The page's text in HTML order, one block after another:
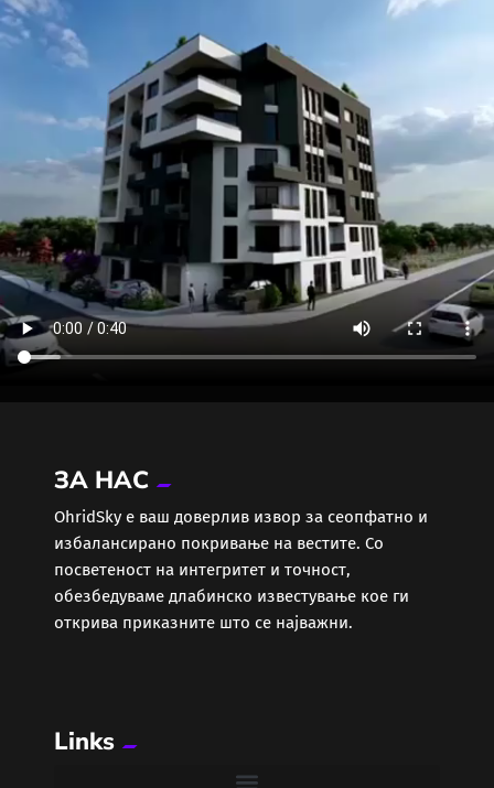
ЗА НАС
ОhridSky е ваш доверлив извор за сеопфатно и
избалансирано покривање на вестите. Со
посветеност на интегритет и точност,
обезбедуваме длабинско известување кое ги
открива приказните што се најважни.
Links